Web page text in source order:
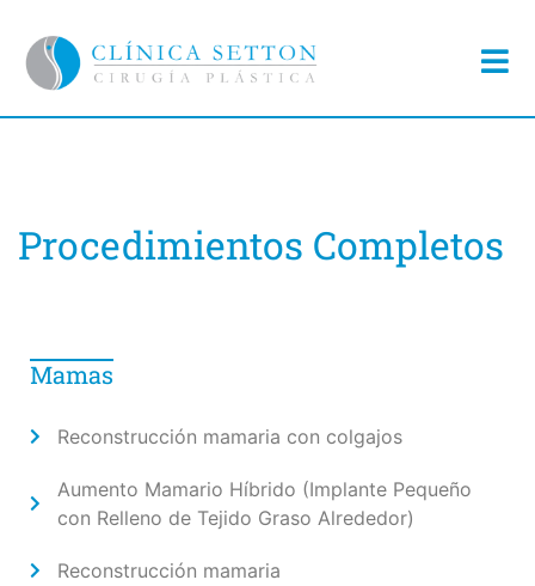
Procedimientos Completos
Mamas
Reconstrucción mamaria con colgajos
Aumento Mamario Híbrido (Implante Pequeño
con Relleno de Tejido Graso Alrededor)
Reconstrucción mamaria